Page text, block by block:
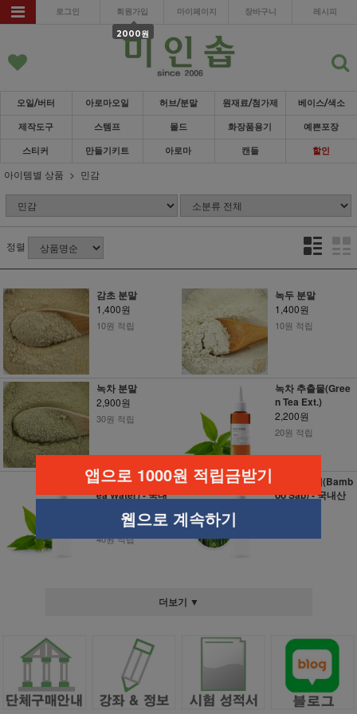
로그인 회원가입
2000원
마이페이지 장바구니 레시피
오일/버터 아로마오일 허브/분말 원재료/첨가제 베이스/색소
제작도구 스템프 몰드 화장품용기 예쁜포장
스티커 만들기키트 아로마 캔들 할인
아이템별 상품 민감
정렬
감초 분말
1,400원
10원 적립
녹두 분말
1,400원
10원 적립
녹차 분말
2,900원
30원 적립
녹차 추출물(Gree
n Tea Ext.)
2,200원
20원 적립
녹차워터(Green T
ea Water) - 국내
4,000원
40원 적립
대나무수액(Bamb
oo Sap) - 국내산
더보기 ▼
앱으로 1000원 적립금받기
웹으로 계속하기